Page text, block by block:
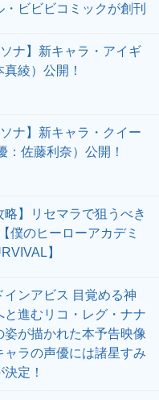
ビビビコミックが創刊
ナ】新キャラ・アイギ
綾）公開！
ナ】新キャラ・クイー
：佐藤利奈）公開！
略】リセマラで狙うべき
僕のヒーローアカデミ
】
インアビス 目覚める神
と進むリコ・レグ・ナナ
姿が描かれた本予告映像
ャラの声優には諸星すみ
定！